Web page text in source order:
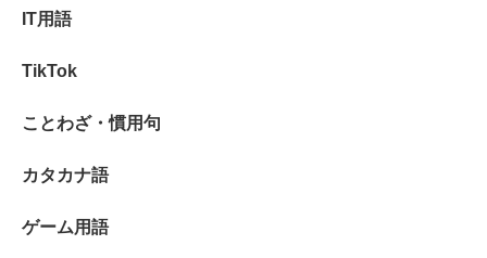
IT用語
TikTok
ことわざ・慣用句
カタカナ語
ゲーム用語